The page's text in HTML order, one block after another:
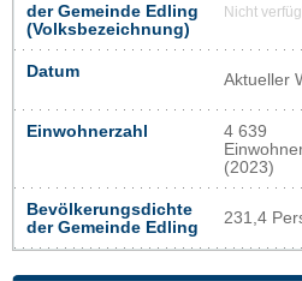
der Gemeinde Edling
(Volksbezeichnung)
Nicht
Datum Aktueller
Einwohnerzahl
4 639
(2023)
Bevölkerungsdichte
der Gemeinde Edling
231,4